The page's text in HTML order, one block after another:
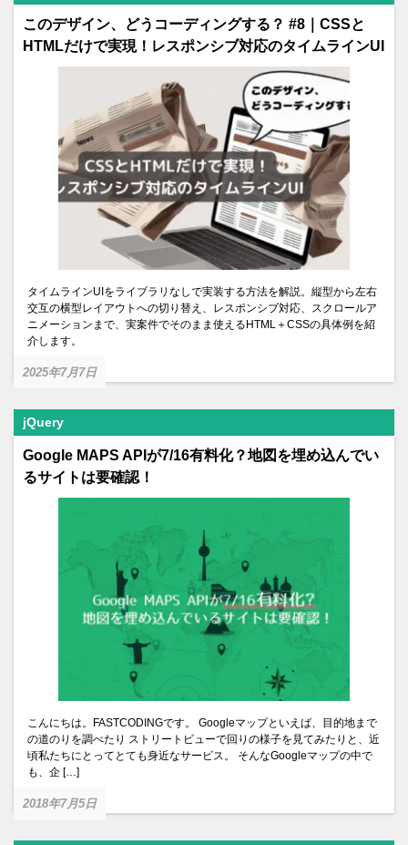
このデザイン、どうコーディングする？ #8｜CSSと
HTMLだけで実現！レスポンシブ対応のタイムラインUI
タイムラインUIをライブラリなしで実装する方法を解説。縦型から左右
交互の横型レイアウトへの切り替え、レスポンシブ対応、スクロールア
ニメーションまで、実案件でそのまま使えるHTML＋CSSの具体例を紹
介します。
2025年7月7日
jQuery
Google MAPS APIが7/16有料化？地図を埋め込んでい
るサイトは要確認！
こんにちは。FASTCODINGです。 Googleマップといえば、目的地まで
の道のりを調べたり ストリートビューで回りの様子を見てみたりと、近
頃私たちにとってとても身近なサービス。 そんなGoogleマップの中で
も、企 […]
2018年7月5日